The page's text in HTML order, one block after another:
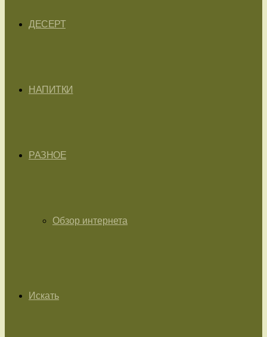
ДЕСЕРТ
НАПИТКИ
РАЗНОЕ
Обзор интернета
Искать